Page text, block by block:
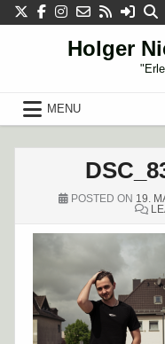
Skip
to
Holger
MENU
POSTED ON 19.